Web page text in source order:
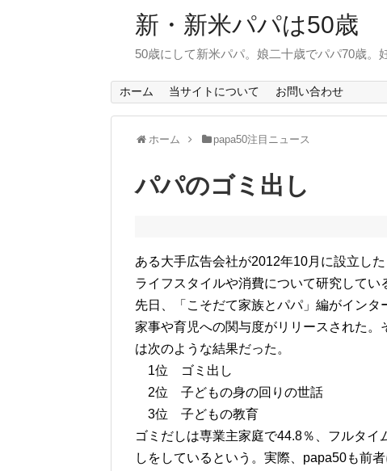
新・新米パパは50歳
50歳にして新米パパ。娘二十歳でパパ70歳。
ホーム 当サイトについて お問い合わせ
ホーム papa50注目ニュース
パパのゴミ出し
ある大手広告会社が2012年10月に設立し
ライフスタイルや消費について研究してい
先日、「こそだて家族とパパ」編がイン
家事や育児への関与度がリリースされた
は次のような結果だった。
1位 ゴミ出し
2位 子どもの身の回りの世話
3位 子どもの教育
ゴミだしは専業主家庭で44.8％、フルタ
しをしているという。実際、papa50も前